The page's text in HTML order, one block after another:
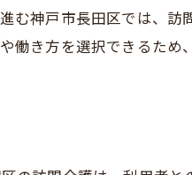
む神戸市長田区では、訪
働き方を選択できるため